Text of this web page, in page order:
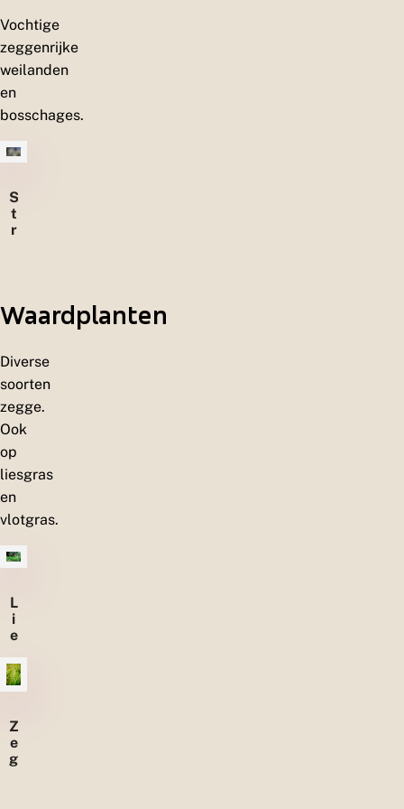
Vochtige
zeggenrijke
weilanden
en
bosschages.
S
t
r
e
n
Waardplanten
Diverse
soorten
zegge.
Ook
op
liesgras
en
vlotgras.
L
i
e
g
r
s
Z
e
g